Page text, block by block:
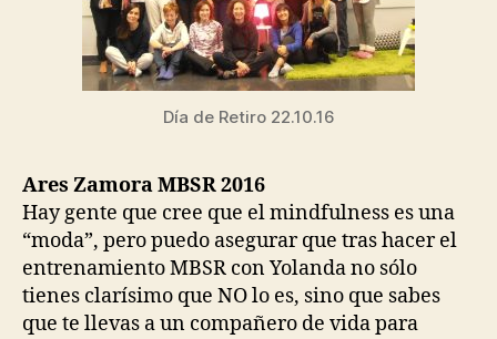
Día de Retiro 22.10.16
Ares Zamora MBSR 2016
Hay gente que cree que el mindfulness es una
“moda”, pero puedo asegurar que tras hacer el
entrenamiento MBSR con Yolanda no sólo
tienes clarísimo que NO lo es, sino que sabes
que te llevas a un compañero de vida para